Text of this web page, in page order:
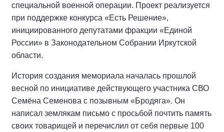
специальной военной операции. Проект реализуется
при поддержке конкурса «Есть Решение»,
инициированного депутатами фракции «Единой
России» в Законодательном Собрании Иркутской
области.
История создания мемориала началась прошлой
весной по инициативе действующего участника СВО
Семёна Семенова с позывным «Бродяга». Он
написал землякам письмо с просьбой почтить память
своих товарищей и перечислил от себя первые 100